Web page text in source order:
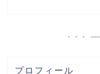
プロフィール